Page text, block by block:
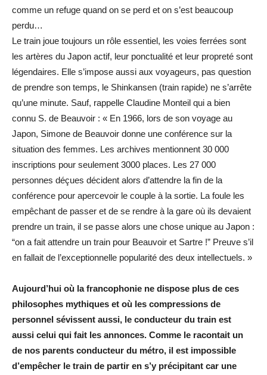
comme un refuge quand on se perd et on s’est beaucoup
perdu…
Le train joue toujours un rôle essentiel, les voies ferrées sont
les artères du Japon actif, leur ponctualité et leur propreté sont
légendaires. Elle s’impose aussi aux voyageurs, pas question
de prendre son temps, le Shinkansen (train rapide) ne s’arrête
qu’une minute. Sauf, rappelle Claudine Monteil qui a bien
connu S. de Beauvoir : « En 1966, lors de son voyage au
Japon, Simone de Beauvoir donne une conférence sur la
situation des femmes. Les archives mentionnent 30 000
inscriptions pour seulement 3000 places. Les 27 000
personnes déçues décident alors d’attendre la fin de la
conférence pour apercevoir le couple à la sortie. La foule les
empêchant de passer et de se rendre à la gare où ils devaient
prendre un train, il se passe alors une chose unique au Japon :
“on a fait attendre un train pour Beauvoir et Sartre !” Preuve s’il
en fallait de l’exceptionnelle popularité des deux intellectuels. »
Aujourd’hui où la francophonie ne dispose plus de ces
philosophes mythiques et où les compressions de
personnel sévissent aussi, le conducteur du train est
aussi celui qui fait les annonces. Comme le racontait un
de nos parents conducteur du métro, il est impossible
d’empêcher le train de partir en s’y précipitant car une